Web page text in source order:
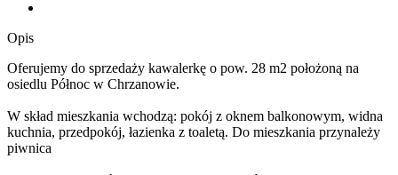
Opis
Oferujemy do sprzedaży kawalerkę o pow. 28 m2 położoną na
osiedlu Północ w Chrzanowie.
W skład mieszkania wchodzą: pokój z oknem balkonowym, widna
kuchnia, przedpokój, łazienka z toaletą. Do mieszkania przynależy
piwnica